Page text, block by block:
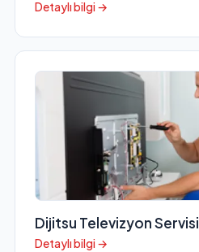
Detaylı bilgi →
Dijitsu Televizyon Servisi
Detaylı bilgi →